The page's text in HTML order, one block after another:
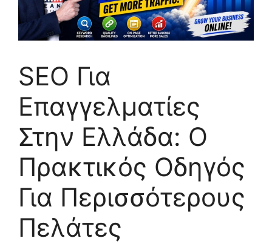
SEO Για
Επαγγελματίες
Στην Ελλάδα: Ο
Πρακτικός Οδηγός
Για Περισσότερους
Πελάτες